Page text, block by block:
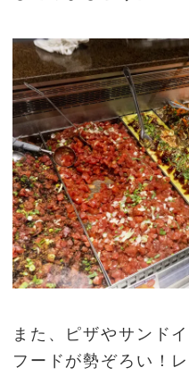
また、ピザやサンド
フードが勢ぞろい！